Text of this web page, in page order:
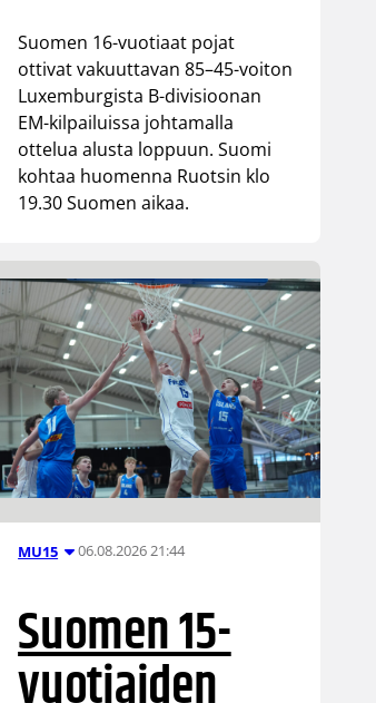
Suomen 16-vuotiaat pojat
ottivat vakuuttavan 85–45-voiton
Luxemburgista B-divisioonan
EM-kilpailuissa johtamalla
ottelua alusta loppuun. Suomi
kohtaa huomenna Ruotsin klo
19.30 Suomen aikaa.
MU15 06.08.2026 21:44
Suomen 15-